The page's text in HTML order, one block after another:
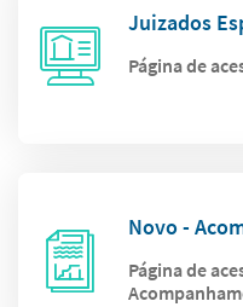
Juizados
Página de
Novo -
Página de